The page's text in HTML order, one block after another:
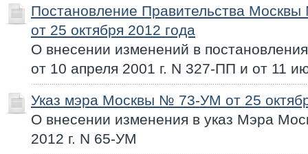
Постановление Правительства
от 25 октября 2012 года
О внесении изменений в
от 10 апреля 2001 г. N 327-ПП и от 11
Указ мэра Москвы № 73-УМ от 25
О внесении изменения в указ Мэра
2012 г. N 65-УМ